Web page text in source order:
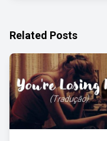
Related Posts